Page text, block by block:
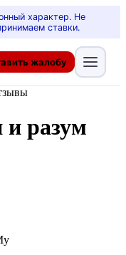
характер. Не
ставки.
жалобу
разум